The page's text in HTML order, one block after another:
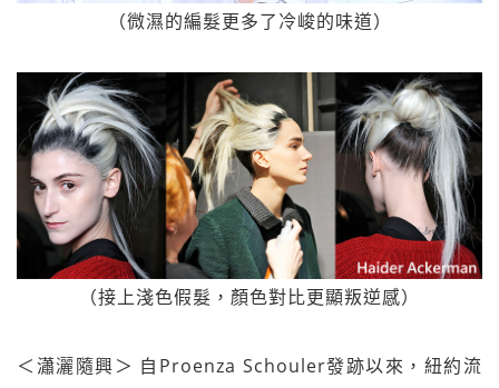
（微濕的編髮更多了冷峻的味道）
（接上淺色假髮，顏色對比更顯叛逆感）
＜瀟灑隨興＞ 自Proenza Schouler發跡以來，紐約流